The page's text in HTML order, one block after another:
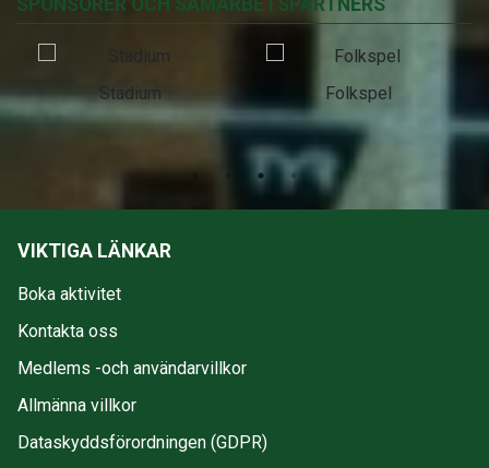
SPONSORER OCH SAMARBETSPARTNERS
Stadium Folkspel
VIKTIGA LÄNKAR
Boka aktivitet
Kontakta oss
Medlems -och användarvillkor
Allmänna villkor
Dataskyddsförordningen (GDPR)